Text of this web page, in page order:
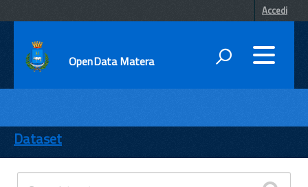
Accedi
OpenData Matera
ENTI
TEMI
INFORMAZIONI
Dataset